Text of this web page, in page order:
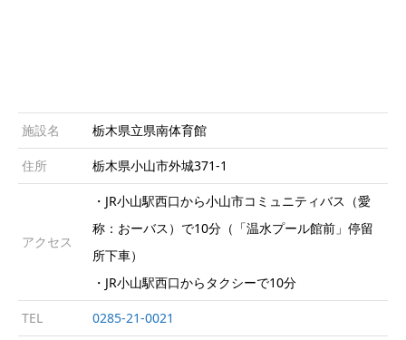
施設名 栃木県立県南体育館
住所 栃木県小山市外城371-1
アクセス
・JR小山駅西口から小山市コミュニティバス（愛
称：おーバス）で10分（「温水プール館前」停留
所下車）
・JR小山駅西口からタクシーで10分
TEL 0285-21-0021